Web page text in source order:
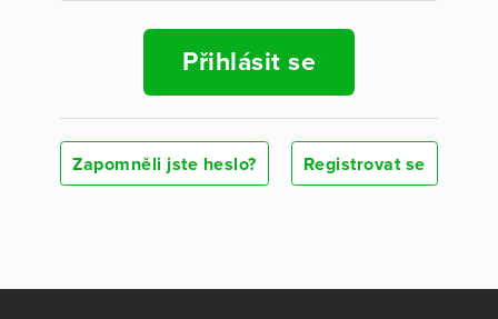
Přihlásit se
Zapomněli jste heslo? Registrovat se